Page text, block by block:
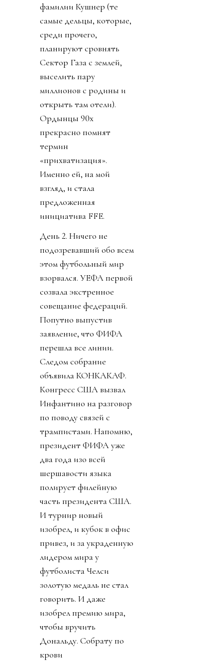
фамилии Кушнер (те
самые дельцы, которые,
среди прочего,
планируют сровнять
Сектор Газа с землей,
выселить пару
миллионов с родины и
открыть там отели).
Ордынцы 90х
прекрасно помнят
термин
«прихватизация».
Именно ей, на мой
взгляд, и стала
предложенная
инициатива FFE.
День 2. Ничего не
подозревавший обо всем
этом футбольный мир
взорвался. УЕФА первой
созвала экстренное
совещание федераций.
Попутно выпустив
заявление, что ФИФА
перешла все линии.
Следом собрание
объявила КОНКАКАФ.
Конгресс США вызвал
Инфантино на разговор
по поводу связей с
трампистами. Напомню,
президент ФИФА уже
два года изо всей
шершавости языка
полирует филейную
часть президента США.
И турнир новый
изобрел, и кубок в офис
привез, и за украденную
лидером мира у
футболиста Челси
золотую медаль не стал
говорить. И даже
изобрел премию мира,
чтобы вручить
Дональду. Собрату по
крови